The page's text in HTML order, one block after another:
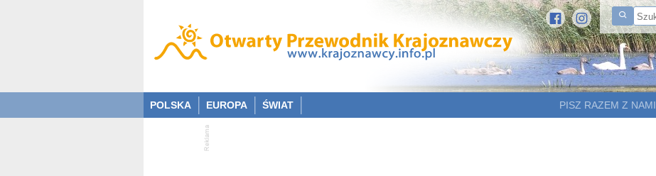
POLSKA EUROPA ŚWIAT PISZ RAZEM Z NAMI